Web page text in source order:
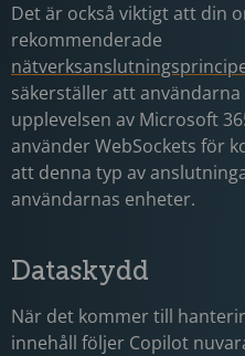
Det är också viktigt att din
rekommenderade
säkerställer att
upplevelsen av Microsoft
använder WebSockets för
att denna typ av
användarnas enheter.
Dataskydd
När det kommer till
innehåll följer Copilot